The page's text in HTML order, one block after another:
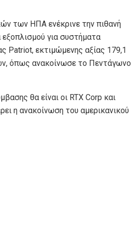
των ΗΠΑ ενέκρινε την πιθανή
για συστήματα
Patriot, εκτιμώμενης αξίας 179,1
όπως ανακοίνωσε το Πεντάγωνο
θα είναι οι RTX Corp και
η ανακοίνωση του αμερικανικού